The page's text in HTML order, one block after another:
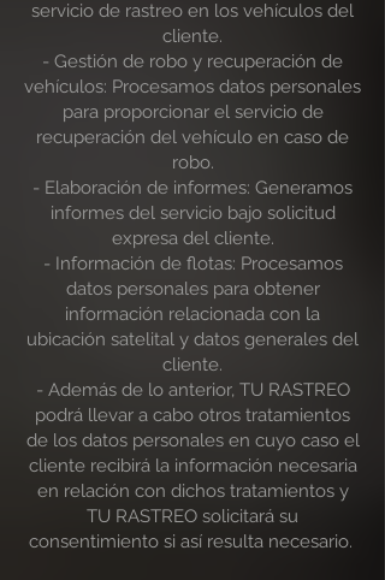
servicio de rastreo en los vehículos del
cliente.
- Gestión de robo y recuperación de
vehículos: Procesamos datos personales
para proporcionar el servicio de
recuperación del vehículo en caso de
robo.
- Elaboración de informes: Generamos
informes del servicio bajo solicitud
expresa del cliente.
- Información de flotas: Procesamos
datos personales para obtener
información relacionada con la
ubicación satelital y datos generales del
cliente.
- Además de lo anterior, TU RASTREO
podrá llevar a cabo otros tratamientos
de los datos personales en cuyo caso el
cliente recibirá la información necesaria
en relación con dichos tratamientos y
TU RASTREO solicitará su
consentimiento si así resulta necesario.